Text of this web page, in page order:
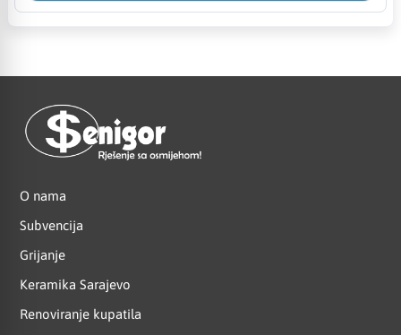
O nama
Subvencija
Grijanje
Keramika Sarajevo
Renoviranje kupatila